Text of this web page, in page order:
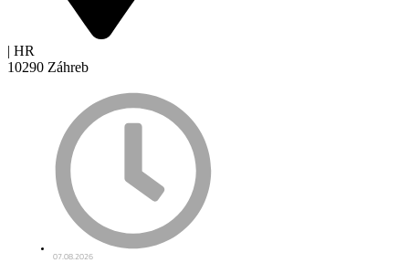
| HR
10290 Záhreb
07.08.2026